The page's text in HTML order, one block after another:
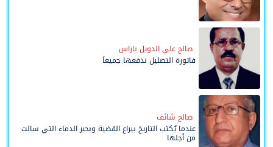
صالح علي الدويل باراس
فاتورة التضليل ندفعها جميعاً
صالح شائف
عندما يُكتب التاريخ بيراع القضية وبحبر الدماء التي سالت
من أجلها